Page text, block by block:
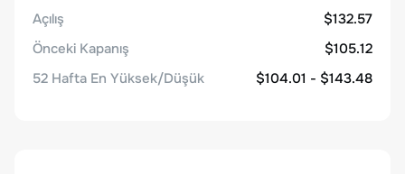
Açılış
$132.57
Önceki Kapanış
$105.12
52 Hafta En Yüksek/Düşük
$104.01 - $143.48